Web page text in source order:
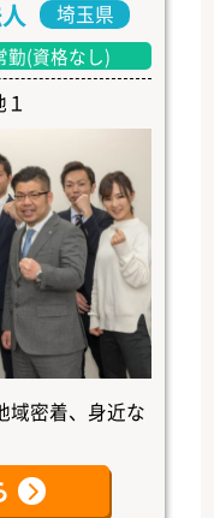
埼玉県
勤(資格なし)
域密着、身近な